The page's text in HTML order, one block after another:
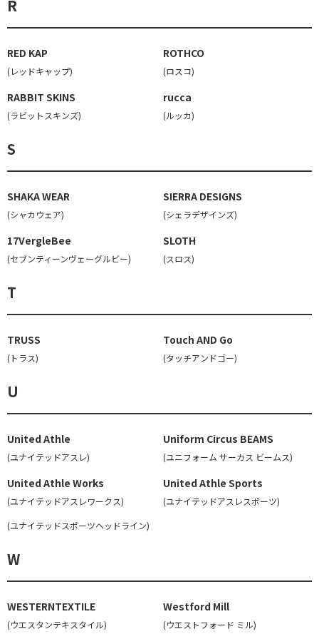
R
RED KAP
(レッドキャップ)
ROTHCO
(ロスコ)
RABBIT SKINS
(ラビットスキンズ)
rucca
(ルッカ)
S
SHAKA WEAR
(シャカウェア)
SIERRA DESIGNS
(シェラデザインズ)
17VergleBee
(セブンティーンヴェーグルビー)
SLOTH
(スロス)
T
TRUSS
(トラス)
Touch AND Go
(タッチアンドゴー)
U
United Athle
(ユナイテッドアスレ)
Uniform Circus BEAMS
(ユニフォーム サーカス ビームス)
United Athle Works
(ユナイテッドアスレワークス)
United Athle Sports
(ユナイテッドアスレスポーツ)
(ユナイテッドスポーツヘッドライン)
W
WESTERNTEXTILE
(ウエスタンテキスタイル)
Westford Mill
(ウエストフォード ミル)